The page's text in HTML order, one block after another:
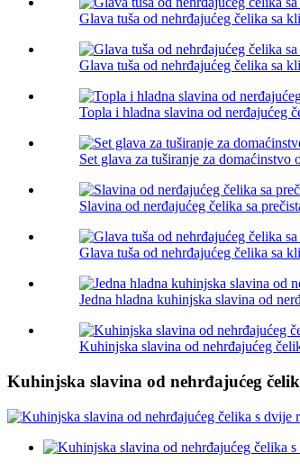
Glava tuša od nehrđajućeg čelika sa
Glava tuša od nehrđajućeg čelika sa
Topla i hladna slavina od nerđajućeg
Set glava za tuširanje za domaćinstvo
Slavina od nerđajućeg čelika sa
Glava tuša od nehrđajućeg čelika sa
Jedna hladna kuhinjska slavina od
Kuhinjska slavina od nehrđajućeg
Kuhinjska slavina od nehrđajućeg